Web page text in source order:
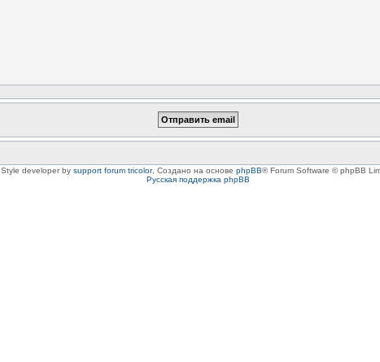
Style developer by support forum tricolor, Создано на основе phpBB® Forum Software © phpBB
Русская поддержка phpBB